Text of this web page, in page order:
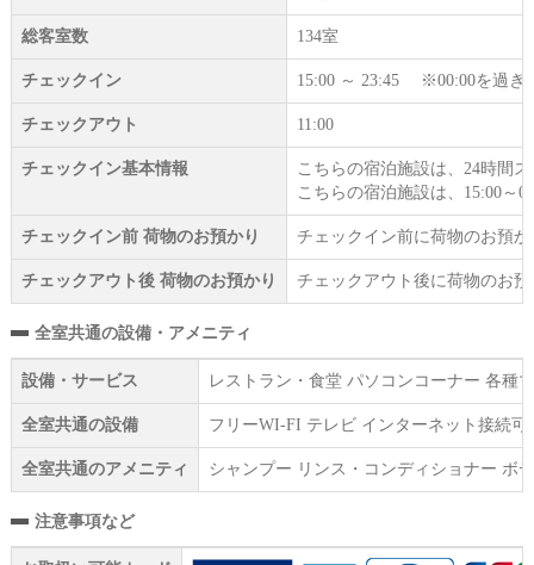
総客室数 134室
チェックイン 15:00 ～ 23:45 ※00:00を過ぎ
チェックアウト 11:00
チェックイン基本情報
こちらの宿泊施設は、24時間
こちらの宿泊施設は、15:00～
チェックイン前 荷物のお預かり チェックイン前に荷物のお預
チェックアウト後 荷物のお預かり チェックアウト後に荷物のお
全室共通の設備・アメニティ
設備・サービス レストラン・食堂 パソコンコーナー 各種
全室共通の設備 フリーWI‐FI テレビ インターネット接続
全室共通のアメニティ シャンプー リンス・コンディショナー ボ
注意事項など